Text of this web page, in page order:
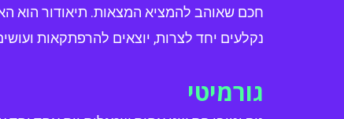
חכם שאוהב להמציא המצאות. תיאודור הוא
נקלעים יחד לצרות, יוצאים להרפתקאות
גורמיטי